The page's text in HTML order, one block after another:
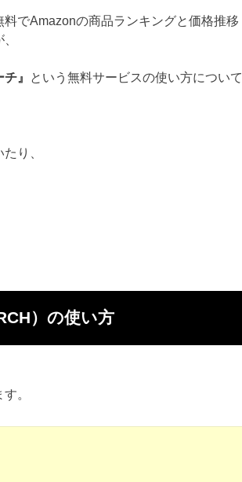
料でAmazonの商品ランキングと価格推移
』
という無料サービスの使い方について
り、
）の使い方
。